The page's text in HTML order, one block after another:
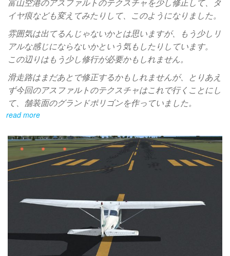
富山空港のアスファルトのテクスチャを少し修正して、タ
イヤ痕なども変えてみたりして、このようになりました。
雰囲気は出てるんじゃないかとは思いますが、もう少しリ
アルな感じにならないかという気もしたりしています。
この辺りはもう少し修行が必要かもしれません。
滑走路はまだあとで修正するかもしれませんが、とりあえ
ず今回のアスファルトのテクスチャはこれで行くことにし
て、舗装面のグランドポリゴンを作っていました。
read more